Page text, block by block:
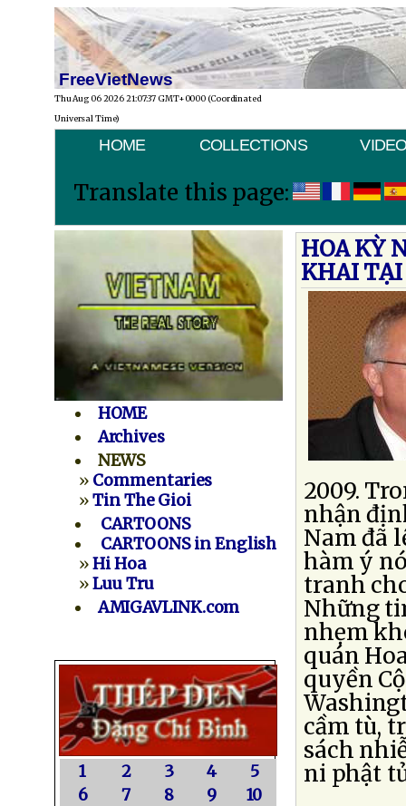
FreeVietNews
Thu Aug 06 2026 21:07:37 GMT+0000 (Coordinated
Universal Time)
HOME COLLECTIONS
Translate this page:
HOME
Archives
NEWS
» Commentaries
»Tin The Gioi
CARTOONS
CARTOONS in English
»Hi Hoa
»Luu Tru
AMIGAVLINK.com
1 2 3 4
5
6
7 8 9
10
HOA KỲ
KHAI
2009.
nhận
Nam đã
hàm ý
tranh
Những
nhẹm
quán
quyền
cầm tù,
sách
ni phật